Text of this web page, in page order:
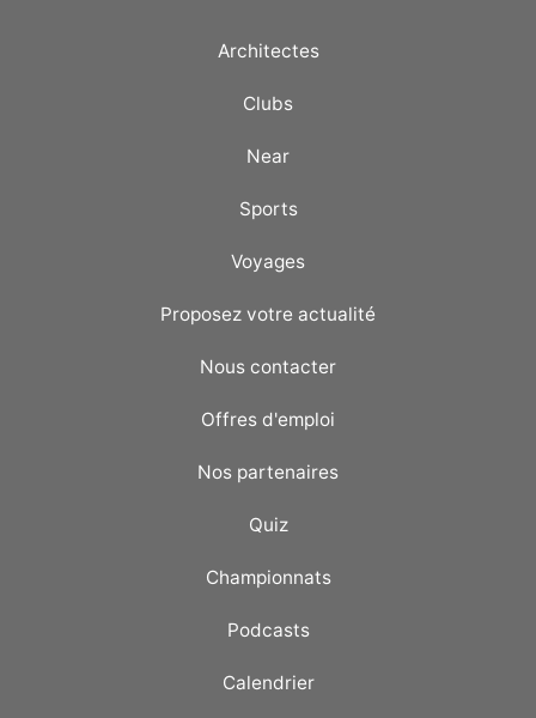
Architectes
Clubs
Near
Sports
Voyages
Proposez votre actualité
Nous contacter
Offres d'emploi
Nos partenaires
Quiz
Championnats
Podcasts
Calendrier